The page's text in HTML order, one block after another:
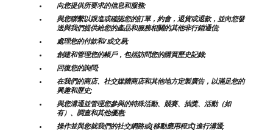
向您提供所要求的信息和服務;
與您聯繫以跟進或確認您的訂單，約會，退貨或退款，並向您發
送與我們提供給您的產品和服務相關的其他非行銷通信;
處理您的付款和/或交易;
創建和管理您的帳戶，包括訪問您的購買歷史記錄;
回復您的詢問;
在我們的商店、社交媒體商店和其他地方定製廣告，以滿足您的
興趣和歷史;
與您溝通並管理您參與的特殊活動、競賽、抽獎、活動（如
有）、調查和其他優惠;
操作並與您就我們的社交網路或[移動應用程式]進行溝通;